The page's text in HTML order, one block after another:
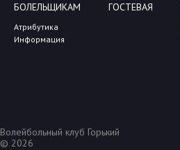
БОЛЕЛЬЩИКАМ
Атрибутика
Информация
ГОСТЕВАЯ
Волейбольный клуб Горький
© 2026